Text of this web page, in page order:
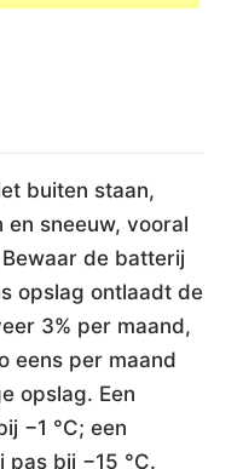
buiten staan,
sneeuw, vooral
de batterij
opslag ontlaadt de
3% per maand,
eens per maand
opslag. Een
−1 °C; een
bij −15 °C.